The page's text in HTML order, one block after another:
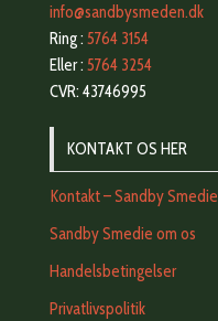
info@sandbysmeden.dk
Ring : 5764 3154
Eller : 5764 3254
CVR: 43746995
KONTAKT OS HER
Kontakt – Sandby Smedie
Sandby Smedie om os
Handelsbetingelser
Privatlivspolitik